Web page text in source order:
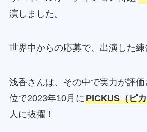
演しました。
世界中からの応募で、出演した練
浅香さんは、その中で実力が評
位で2023年10月にPICKUS（ピ
人に抜擢！